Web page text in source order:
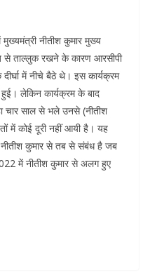
मुख्यमंत्री नीतीश कुमार मुख्य
से ताल्लुक रखने के कारण आरसीपी
में नीचे बैठे थे। इस कार्यक्रम
हुई। लेकिन कार्यक्रम के बाद
चार साल से भले उनसे (नीतीश
में कोई दूरी नहीं आयी है। यह
कुमार से तब से संबंध है जब
में नीतीश कुमार से अलग हुए